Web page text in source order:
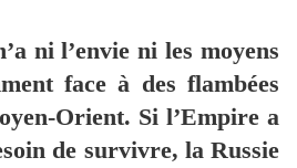
ni l’envie ni les moyens
face à des flambées
Orient. Si l’Empire a
de survivre, la Russie